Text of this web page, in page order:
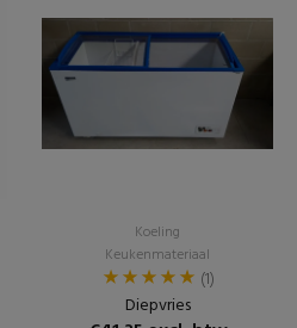
Koeling
Keukenmateriaal
(1)
Diepvries